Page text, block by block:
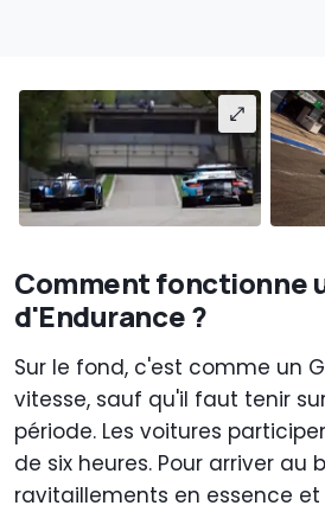
Comment fonctionne
d'Endurance ?
Sur le fond, c'est comme un
vitesse, sauf qu'il faut tenir
période. Les voitures
de six heures. Pour arriver au
ravitaillements en essence